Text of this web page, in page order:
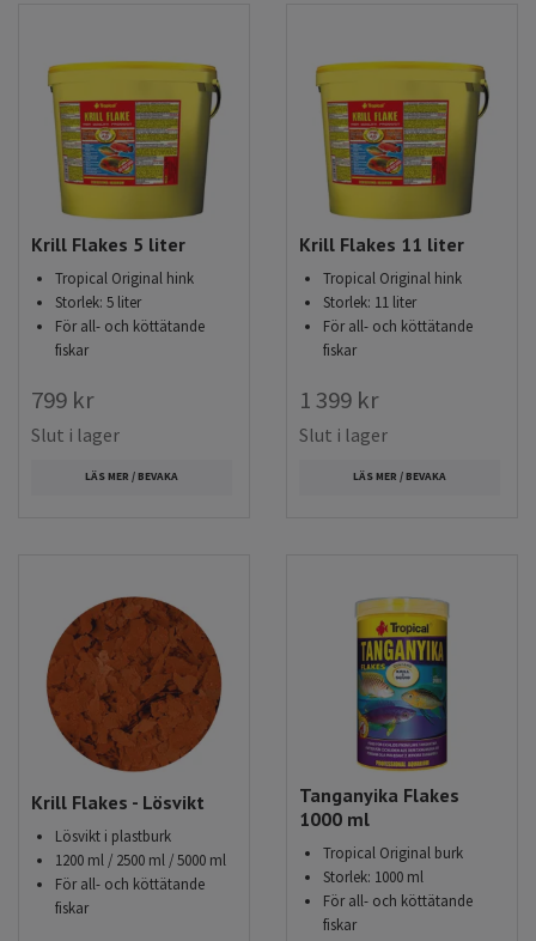
Krill Flakes 5 liter
Tropical Original hink
Storlek: 5 liter
För all- och köttätande
fiskar
799 kr
Slut i lager
LÄS MER / BEVAKA
Krill Flakes 11 liter
Tropical Original hink
Storlek: 11 liter
För all- och köttätande
fiskar
1 399 kr
Slut i lager
LÄS MER / BEVAKA
Krill Flakes - Lösvikt
Lösvikt i plastburk
1200 ml / 2500 ml / 5000 ml
För all- och köttätande
fiskar
Tanganyika Flakes
1000 ml
Tropical Original burk
Storlek: 1000 ml
För all- och köttätande
fiskar